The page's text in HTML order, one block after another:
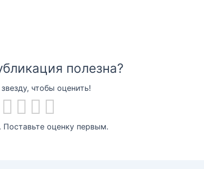
полезна?
чтобы оценить!
Поставьте оценку первым.